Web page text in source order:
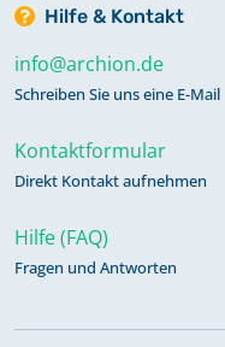
Hilfe & Kontakt
info@archion.de
Schreiben Sie uns eine E-Mail
Kontaktformular
Direkt Kontakt aufnehmen
Hilfe (FAQ)
Fragen und Antworten